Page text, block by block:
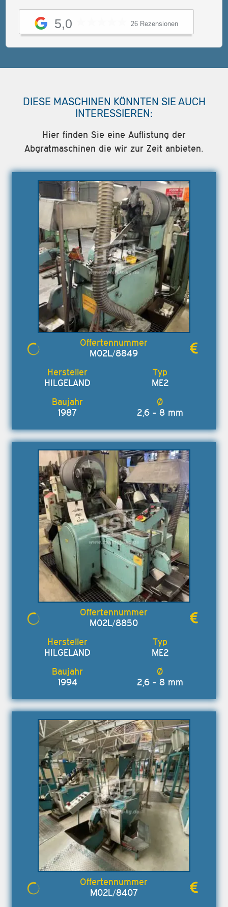
5,0 26 Rezensionen
DIESE MASCHINEN KÖNNTEN SIE AUCH
INTERESSIEREN:
Hier finden Sie eine Auflistung der
Abgratmaschinen die wir zur Zeit anbieten.
M02L/8849
HILGELAND ME2
1987 2,6 - 8 mm
M02L/8850
HILGELAND ME2
1994 2,6 - 8 mm
M02L/8407